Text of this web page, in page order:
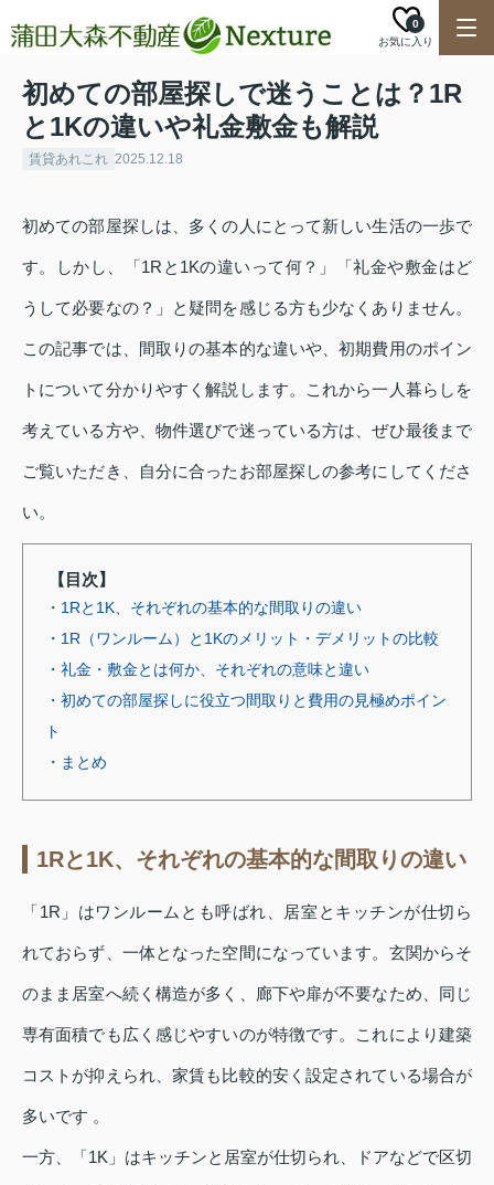
お気に入り
0
初めての部屋探しで迷うことは？1R
と1Kの違いや礼金敷金も解説
賃貸あれこれ 2025.12.18
初めての部屋探しは、多くの人にとって新しい生活の一歩で
す。しかし、「1Rと1Kの違いって何？」「礼金や敷金はど
うして必要なの？」と疑問を感じる方も少なくありません。
この記事では、間取りの基本的な違いや、初期費用のポイン
トについて分かりやすく解説します。これから一人暮らしを
考えている方や、物件選びで迷っている方は、ぜひ最後まで
ご覧いただき、自分に合ったお部屋探しの参考にしてくださ
い。
【目次】
・1Rと1K、それぞれの基本的な間取りの違い
・1R（ワンルーム）と1Kのメリット・デメリットの比較
・礼金・敷金とは何か、それぞれの意味と違い
・初めての部屋探しに役立つ間取りと費用の見極めポイン
ト
・まとめ
1Rと1K、それぞれの基本的な間取りの違い
「1R」はワンルームとも呼ばれ、居室とキッチンが仕切ら
れておらず、一体となった空間になっています。玄関からそ
のまま居室へ続く構造が多く、廊下や扉が不要なため、同じ
専有面積でも広く感じやすいのが特徴です。これにより建築
コストが抑えられ、家賃も比較的安く設定されている場合が
多いです 。
一方、「1K」はキッチンと居室が仕切られ、ドアなどで区切